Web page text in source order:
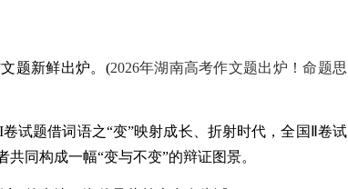
题新鲜出炉。(2026年湖南高考作文题出炉！命题思
试题借词语之“变”映射成长、折射时代，全国Ⅱ卷试
同构成一幅“变与不变”的辩证图景。